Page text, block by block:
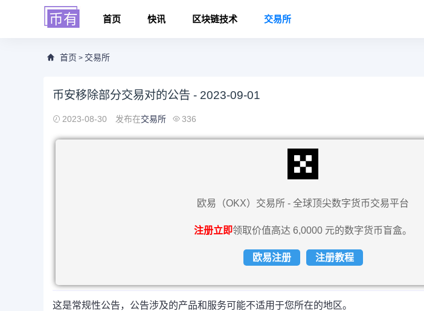
首页 快讯 区块链技术 交易所
首页 > 交易所
币安移除部分交易对的公告 - 2023-09-01
2023-08-30 发布在交易所 336
欧易（OKX）交易所 - 全球顶尖数字货币交易平台
注册立即领取价值高达 6,0000 元的数字货币盲盒。
欧易注册 注册教程
这是常规性公告，公告涉及的产品和服务可能不适用于您所在的地区。